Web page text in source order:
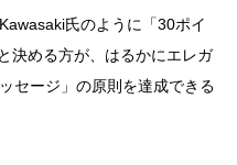
氏のように「30ポイ
決める方が、はるかにエレガ
セージ」の原則を達成できる